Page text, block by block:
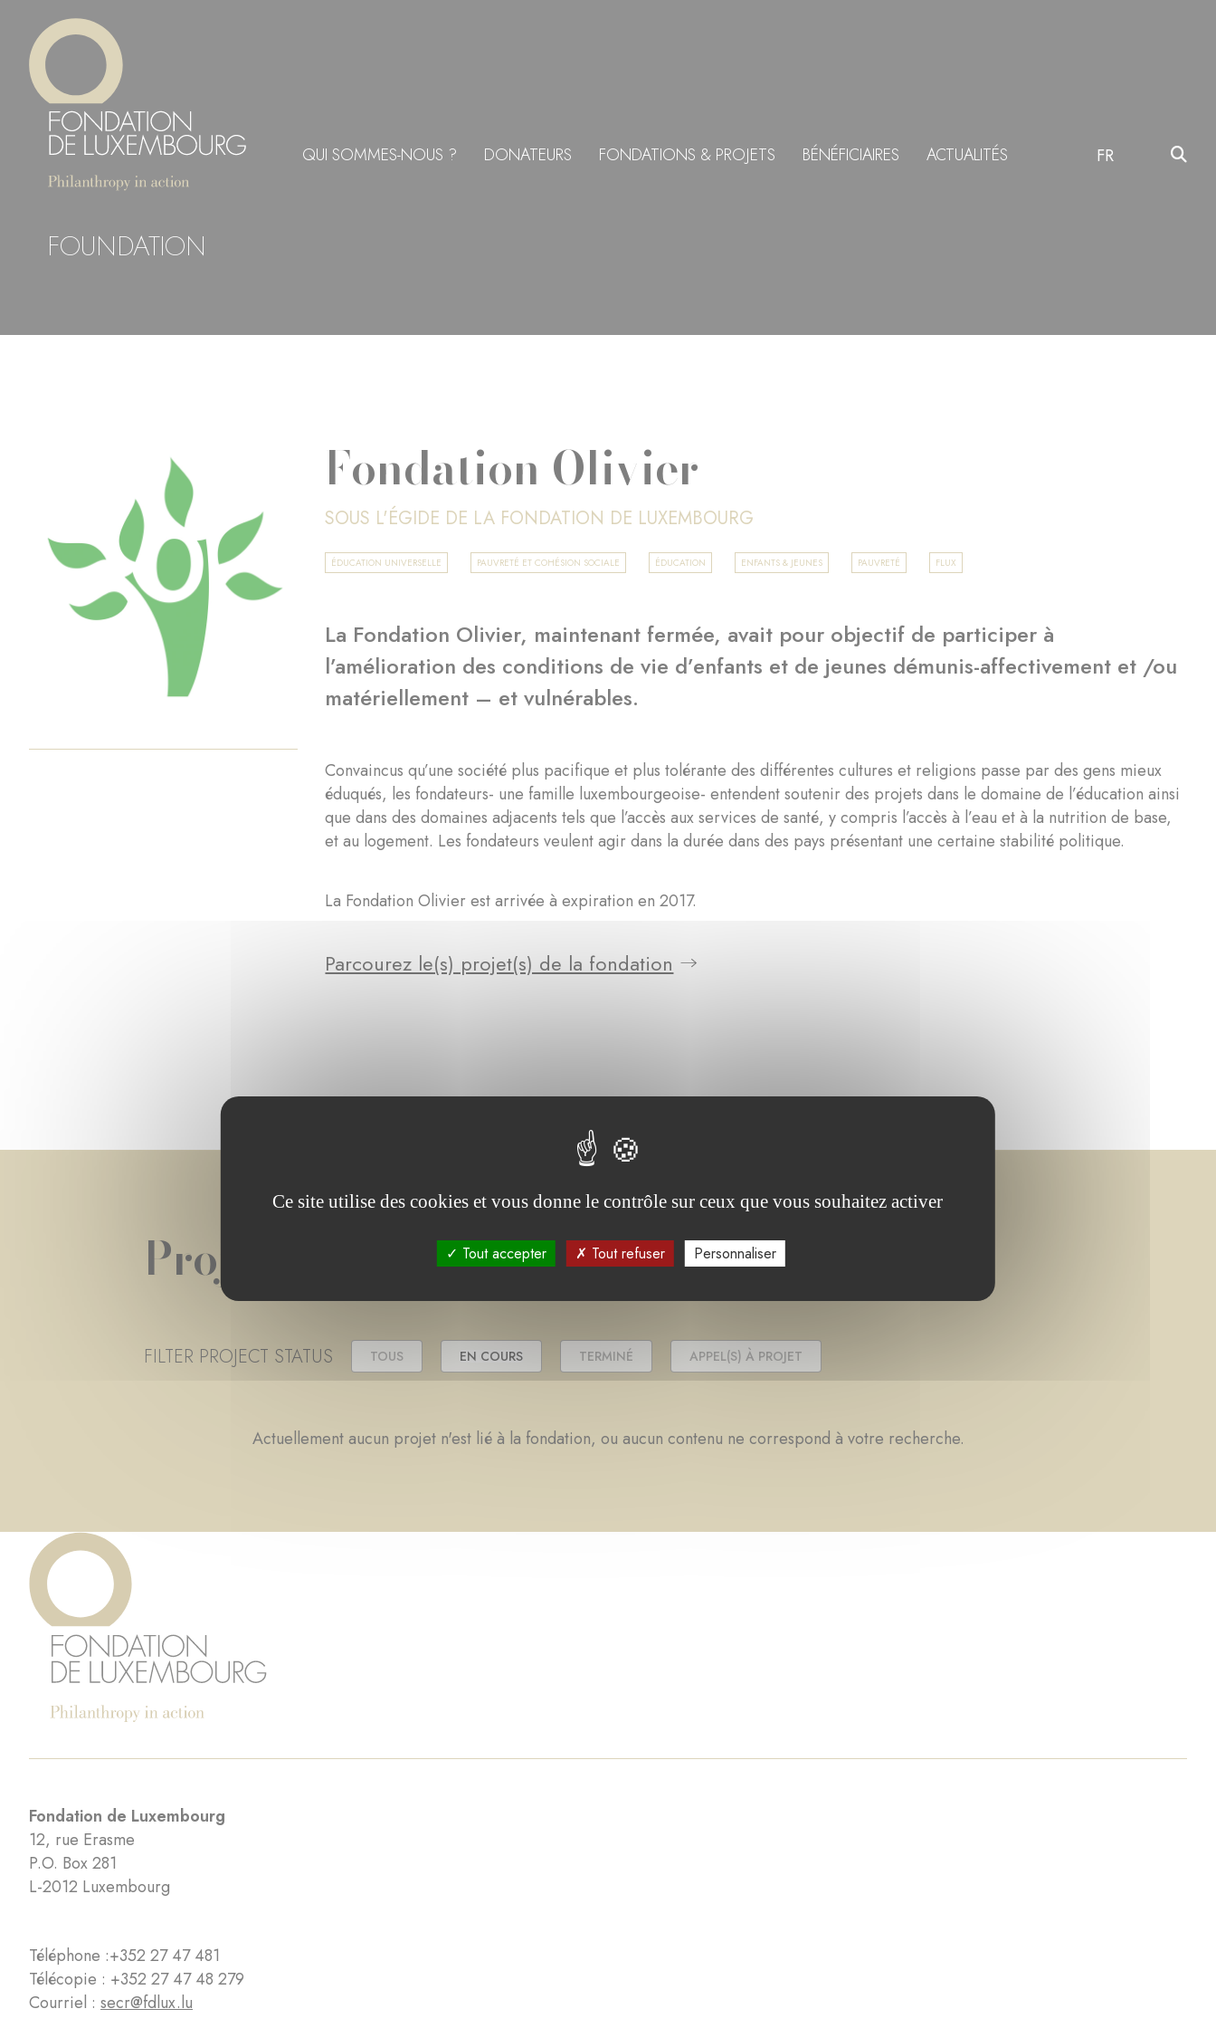
contenu
principal
QUI SOMMES-NOUS ? DONATEURS FONDATIONS & PROJETS BÉNÉFICIAIRES ACTUALITÉS FR
FOUNDATION
Fondation Olivier
SOUS L'ÉGIDE DE LA FONDATION DE LUXEMBOURG
ÉDUCATION UNIVERSELLE PAUVRETÉ ET COHÉSION SOCIALE ÉDUCATION ENFANTS & JEUNES PAUVRETÉ FLUX
La Fondation Olivier, maintenant fermée, avait pour objectif de participer à
l’amélioration des conditions de vie d’enfants et de jeunes démunis-affectivement et /ou
matériellement – et vulnérables.
Convaincus qu’une société plus pacifique et plus tolérante des différentes cultures et religions passe par des gens mieux
éduqués, les fondateurs- une famille luxembourgeoise- entendent soutenir des projets dans le domaine de l’éducation ainsi
que dans des domaines adjacents tels que l’accès aux services de santé, y compris l’accès à l’eau et à la nutrition de base,
et au logement. Les fondateurs veulent agir dans la durée dans des pays présentant une certaine stabilité politique.
La Fondation Olivier est arrivée à expiration en 2017.
Parcourez le(s) projet(s) de la fondation
Projet(s) de la fondation
FILTER PROJECT STATUS TOUS EN COURS TERMINÉ APPEL(S) À PROJET
Actuellement aucun projet n'est lié à la fondation, ou aucun contenu ne correspond à votre recherche.
Fondation de Luxembourg
12, rue Erasme
P.O. Box 281
L-2012 Luxembourg
Téléphone :+352 27 47 481
Télécopie : +352 27 47 48 279
Courriel : secr@fdlux.lu
Ce site utilise des cookies et vous donne le contrôle sur ceux que vous souhaitez activer
Tout accepter Tout refuser Personnaliser